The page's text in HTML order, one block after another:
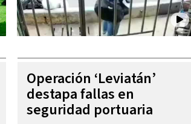
Operación ‘Leviatán’
destapa fallas en
seguridad portuaria